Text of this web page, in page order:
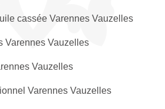
cassée Varennes Vauzelles
Varennes Vauzelles
Vauzelles
Varennes Vauzelles